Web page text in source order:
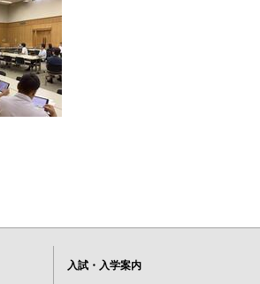
入試・入学案内